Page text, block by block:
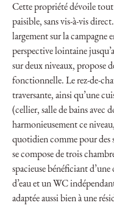
Cette propriété dévoile
paisible, sans vis-à-vis
largement sur la campagne
perspective lointaine
sur deux niveaux, propose
fonctionnelle. Le rez-de-
traversante, ainsi qu’une
(cellier, salle de bains avec
harmonieusement ce
quotidien comme pour des
se compose de trois
spacieuse bénéficiant
d’eau et un WC
adaptée aussi bien à une